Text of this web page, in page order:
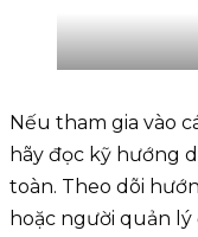
Nếu tham gia vào
hãy đọc kỹ hướng
toàn. Theo dõi
hoặc người quản